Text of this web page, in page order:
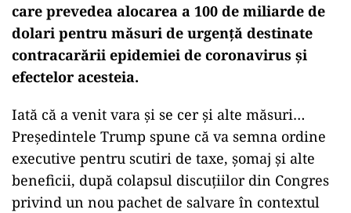
care prevedea alocarea a 100 de miliarde de
dolari pentru măsuri de urgenţă destinate
contracarării epidemiei de coronavirus şi
efectelor acesteia.
Iată că a venit vara și se cer și alte măsuri…
Preşedintele Trump spune că va semna ordine
executive pentru scutiri de taxe, şomaj şi alte
beneficii, după colapsul discuţiilor din Congres
privind un nou pachet de salvare în contextul